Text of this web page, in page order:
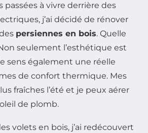
passées à vivre derrière des
j’ai décidé de rénover
persiennes en bois. Quelle
seulement l’esthétique est
sens également une réelle
de confort thermique. Mes
fraîches l’été et je peux aérer
de plomb.
volets en bois, j’ai redécouvert